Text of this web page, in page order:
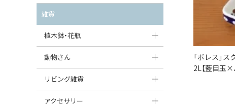
「ボレス」
2L【藍目玉×
変形プレート
分割ディッシュ
すべて見る
葉っぱ型ボウル
りんご型ボウル
いちご型ボウル
星型ボウル
チーズケース
バターディッシュ
六角形ポット
ボトル
すべて見る
ケーキスタンド
カトラリー
はしおき・カトラリーレスト
スクエアオーブンディッシュ
オーバルオーブンディッシュ
すべて見る
マフィン型
すべて見る
チュリーン
キャセロール
すべて見る
雑貨
植木鉢・花瓶
植木鉢
花瓶
動物さん
フィギュア・置物
貯金箱
リビング雑貨
スツール
アクセサリー